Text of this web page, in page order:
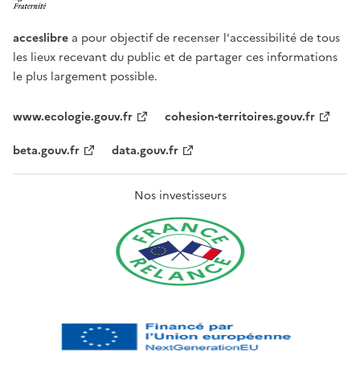
acceslibre a pour objectif de recenser l'accessibilité de tous
les lieux recevant du public et de partager ces informations
le plus largement possible.
www.ecologie.gouv.fr
cohesion-territoires.gouv.fr
beta.gouv.fr
data.gouv.fr
Nos investisseurs